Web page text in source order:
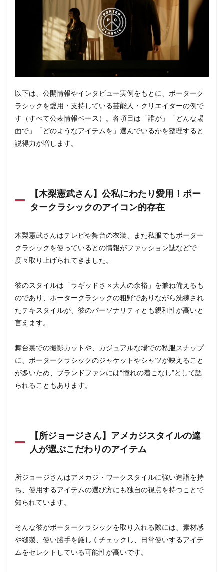
以下は、公開情報やインタビュー実例をもとに、ポーターク
ラシックを愛用・支持している芸能人・クリエイターの例で
す（すべて公表情報ベース）。各項目は「誰が」「どんな場
面で」「どのようなアイテムを」選んでいるかを整理すると
説得力が増します。
【木梨憲武さん】公私にわたり愛用！ポー
タークラシックのアイコン的存在
木梨憲武さんはテレビや舞台の衣装、また私服でもポーター
クラシックを使っているとの情報がファッション誌などで
度々取り上げられてきました。
彼のスタイルは「ラギッドさ × 大人の余裕」を兼ね備えるも
のであり、ポータークラシックの粗野でありながら洗練され
たテキスタイルが、彼のパーソナリティとも親和性が高いと
言えます。
舞台裏での撮影カットや、カジュアルな場での私服スナップ
に、ポータークラシックのジャケットやシャツが映えること
が多いため、ブランドファンには“憧れの着こなし”として語
られることもあります。
【所ジョージさん】アメカジスタイルの達
人が選ぶこだわりのアイテム
所ジョージさんはアメカジ・ワークスタイルに強い造詣を持
ち、使用するアイテムの選び方にも独自の視点を持つことで
知られています。
そんな彼がポータークラシックを取り入れる際には、素材感
や縫製、使い勝手を厳しくチェックし、日常使いするアイテ
ムをセレクトしている可能性が高いです。